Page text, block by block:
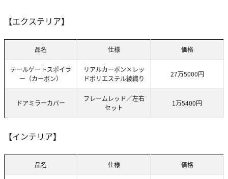
【エクステリア】
品名 仕様 価格
テールゲートスポイラ
ー（カーボン）
リアルカーボン×レッ
ドポリエステル綾織り
27万5000円
ドアミラーカバー
フレームレッド／左右
セット
1万5400円
【インテリア】
品名 仕様 価格